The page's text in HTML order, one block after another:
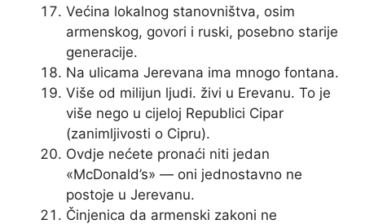
Većina lokalnog stanovništva, osim
armenskog, govori i ruski, posebno starije
generacije.
Na ulicama Jerevana ima mnogo fontana.
Više od milijun ljudi. živi u Erevanu. To je
više nego u cijeloj Republici Cipar
(zanimljivosti o Cipru).
Ovdje nećete pronaći niti jedan
«McDonald’s» — oni jednostavno ne
postoje u Jerevanu.
Činjenica da armenski zakoni ne